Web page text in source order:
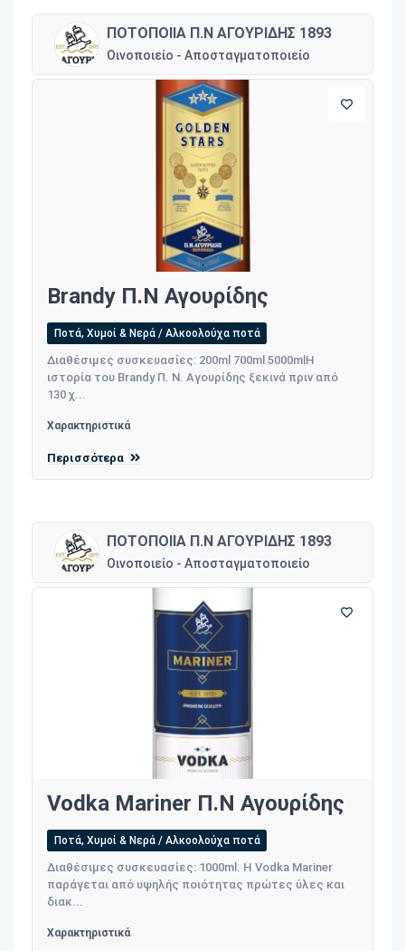
ΠΟΤΟΠΟΙΙΑ Π.Ν ΑΓΟΥΡΙΔΗΣ 1893
Οινοποιείο - Αποσταγματοποιείο
Brandy Π.Ν Αγουρίδης
Ποτά, Χυμοί & Νερά / Αλκοολούχα ποτά
Διαθέσιμες συσκευασίες: 200ml 700ml 5000mlΗ
ιστορία του Brandy Π. Ν. Αγουρίδης ξεκινά πριν από
130 χ...
Χαρακτηριστικά
Περισσότερα
ΠΟΤΟΠΟΙΙΑ Π.Ν ΑΓΟΥΡΙΔΗΣ 1893
Οινοποιείο - Αποσταγματοποιείο
Vodka Mariner Π.Ν Αγουρίδης
Ποτά, Χυμοί & Νερά / Αλκοολούχα ποτά
Διαθέσιμες συσκευασίες: 1000ml. Η Vodka Mariner
παράγεται από υψηλής ποιότητας πρώτες ύλες και
διακ...
Χαρακτηριστικά